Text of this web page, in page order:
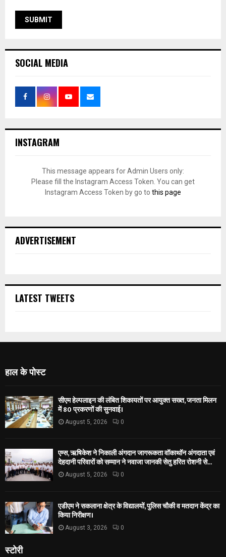
SOCIAL MEDIA
INSTAGRAM
This message appears for Admin Users only:
Please fill the Instagram Access Token. You can get
Instagram Access Token by go to this page
ADVERTISEMENT
LATEST TWEETS
हाल के पोस्ट
सीएम हेल्पलाइन की लंबित शिकायतों पर आयुक्त सख्त, जनता मिलन
में 80 प्रकरणों की सुनवाई।
August 5, 2026 0
एम्स, ऋषिकेश ने निकाली अंगदान जागरूकता वॉकाथॉन अंगदाता एवं
देहदानी परिवारों को सम्मान ने नवाजा जानकी सेतु हरित रोशनी से...
August 5, 2026 0
एडीएम ने सकलाना क्षेत्र के विद्यालयों, पुलिस चौकी व मतदान केंद्र का
किया निरीक्षण।
August 3, 2026 0
स्टोरी